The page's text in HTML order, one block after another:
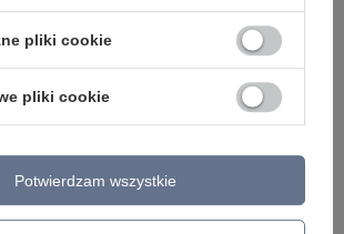
pliki cookie
pliki cookie
Potwierdzam wszystkie